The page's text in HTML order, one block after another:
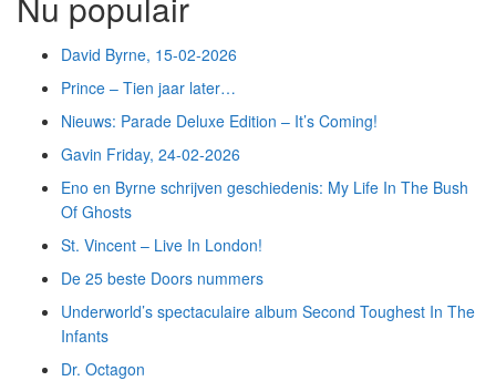
David Byrne, 15-02-2026
Prince – Tien jaar later…
Nieuws: Parade Deluxe Edition – It’s Coming!
Gavin Friday, 24-02-2026
Eno en Byrne schrijven geschiedenis: My Life In The Bush
Of Ghosts
St. Vincent – Live In London!
De 25 beste Doors nummers
Underworld’s spectaculaire album Second Toughest In The
Infants
Dr. Octagon